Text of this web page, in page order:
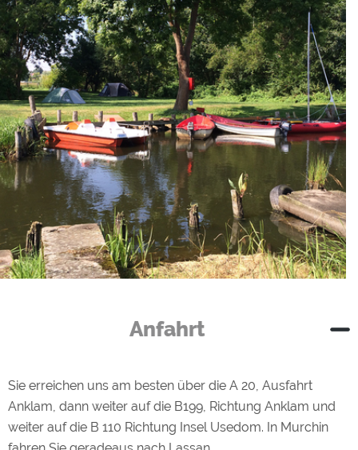
Anfahrt
Sie erreichen uns am besten über die A 20, Ausfahrt
Anklam, dann weiter auf die B199, Richtung Anklam und
weiter auf die B 110 Richtung Insel Usedom. In Murchin